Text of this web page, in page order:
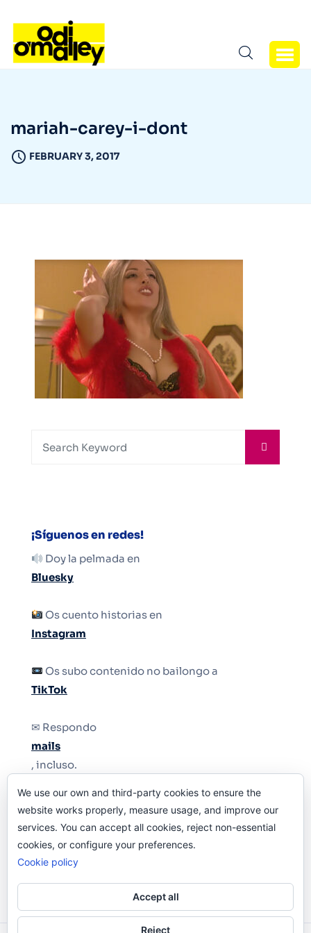
mariah-carey-i-dont
FEBRUARY 3, 2017
¡Síguenos en redes!
Doy la pelmada en
Bluesky
Os cuento historias en
Instagram
Os subo contenido no bailongo a
TikTok
✉ Respondo
mails
, incluso.
Y si una persona no puede tener teléfono, que
le quiten el teléfono.
We use our own and third-party cookies to ensure the
website works properly, measure usage, and improve our
services. You can accept all cookies, reject non-essential
cookies, or configure your preferences.
Cookie policy
Accept all
Reject